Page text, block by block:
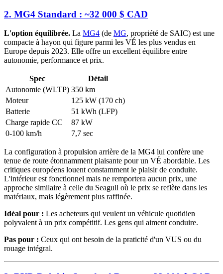
2. MG4 Standard : ~32 000 $ CAD
L'option équilibrée. La MG4 (de MG, propriété de SAIC) est une
compacte à hayon qui figure parmi les VÉ les plus vendus en
Europe depuis 2023. Elle offre un excellent équilibre entre
autonomie, performance et prix.
Spec
Détail
Autonomie (WLTP) 350 km
Moteur
125 kW (170 ch)
Batterie
51 kWh (LFP)
Charge rapide CC
87 kW
0-100 km/h
7,7 sec
La configuration à propulsion arrière de la MG4 lui confère une
tenue de route étonnamment plaisante pour un VÉ abordable. Les
critiques européens louent constamment le plaisir de conduite.
L'intérieur est fonctionnel mais ne remportera aucun prix, une
approche similaire à celle du Seagull où le prix se reflète dans les
matériaux, mais légèrement plus raffinée.
Idéal pour : Les acheteurs qui veulent un véhicule quotidien
polyvalent à un prix compétitif. Les gens qui aiment conduire.
Pas pour : Ceux qui ont besoin de la praticité d'un VUS ou du
rouage intégral.